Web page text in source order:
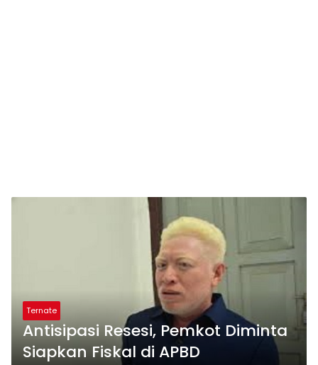
Ternate
Antisipasi Resesi, Pemkot Diminta
Siapkan Fiskal di APBD